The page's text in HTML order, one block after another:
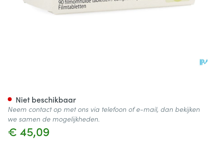
€ 45,09
Niet beschikbaar
Neem contact op met ons via telefoon of e-mail, dan bekijken
we samen de mogelijkheden.